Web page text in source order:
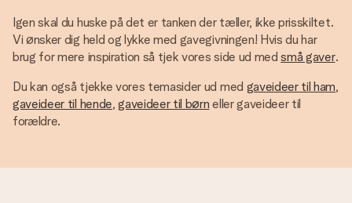
Igen skal du huske på det er tanken der tæller, ikke prisskiltet.
Vi ønsker dig held og lykke med gavegivningen! Hvis du har
brug for mere inspiration så tjek vores side ud medsmå gaver.
Du kan også tjekke vores temasider ud med gaveideer til ham,
gaveideer til hende,gaveideer til børn eller gaveideer til
forældre.